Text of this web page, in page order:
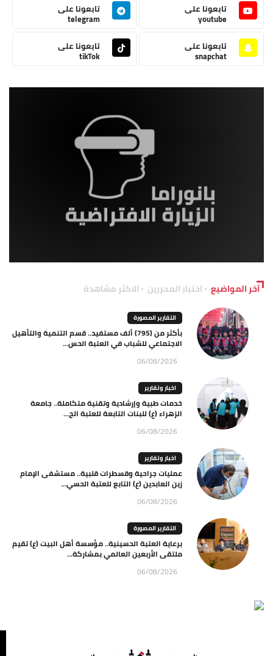
تابعونا على
youtube
تابعونا على
telegram
تابعونا على
snapchat
تابعونا على
tikTok
آخر المواضيع اختيار المحررين الاكثر مشاهدة
التقارير المصورة
بأكثر من (795) ألف مستفيد.. قسم التنمية والتأهيل
الاجتماعي للشباب في العتبة الحس...
06/08/2026
اخبار وتقارير
خدمات طبية وإرشادية وتقنية متكاملة.. جامعة
الزهراء (ع) للبنات التابعة للعتبة الح...
06/08/2026
اخبار وتقارير
عمليات جراحية وقسطرات قلبية.. مستشفى الإمام
زين العابدين (ع) التابع للعتبة الحسي...
06/08/2026
التقارير المصورة
برعاية العتبة الحسينية.. مؤسسة أهل البيت (ع) تقيم
ملتقى الأربعين العالمي بمشاركة...
06/08/2026